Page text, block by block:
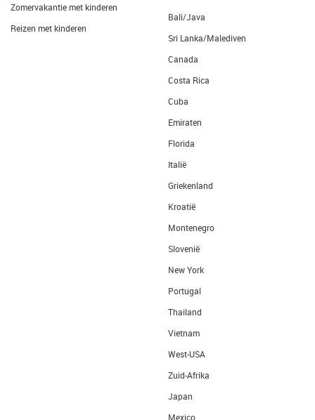
Zomervakantie met kinderen
Reizen met kinderen
Bali/Java
Sri Lanka/Malediven
Canada
Costa Rica
Cuba
Emiraten
Florida
Italië
Griekenland
Kroatië
Montenegro
Slovenië
New York
Portugal
Thailand
Vietnam
West-USA
Zuid-Afrika
Japan
Mexico